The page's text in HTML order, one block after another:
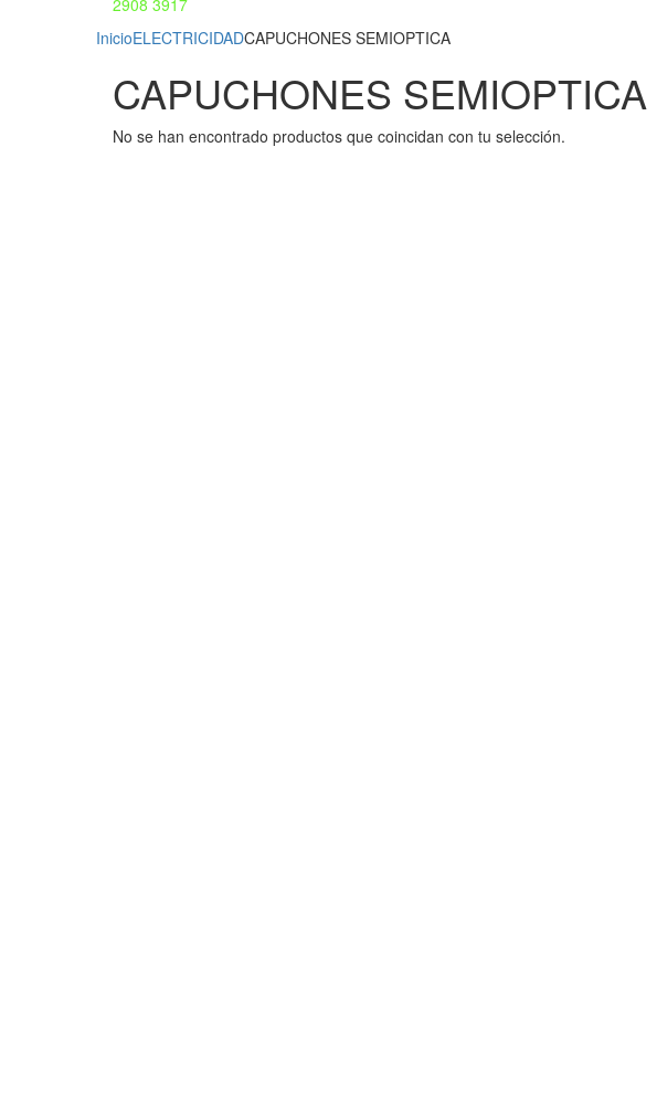
2908 3917
InicioELECTRICIDADCAPUCHONES SEMIOPTICA
CAPUCHONES SEMIOPTICA
No se han encontrado productos que coincidan con tu selección.